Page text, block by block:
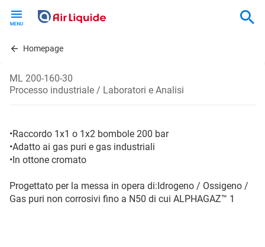
contentHomepage
ML 200-160-30
Processo industriale / Laboratori e Analisi
•Raccordo 1x1 o 1x2 bombole 200 bar
•Adatto ai gas puri e gas industriali
•In ottone cromato
Progettato per la messa in opera di:Idrogeno / Ossigeno /
Gas puri non corrosivi fino a N50 di cui ALPHAGAZ™ 1